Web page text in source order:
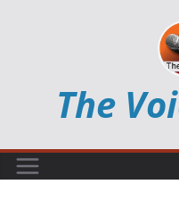
The